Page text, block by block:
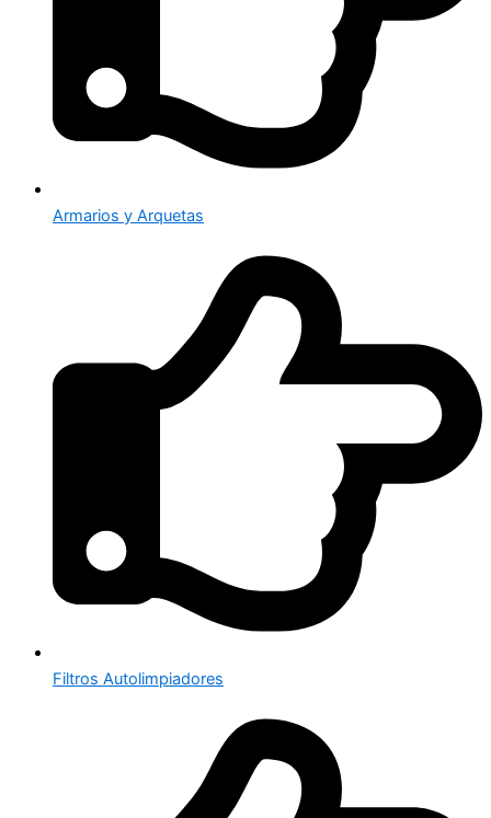
Armarios y Arquetas
Filtros Autolimpiadores